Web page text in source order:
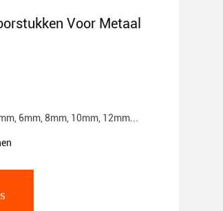
Voor Metaal
6mm, 8mm, 10mm, 12mm...